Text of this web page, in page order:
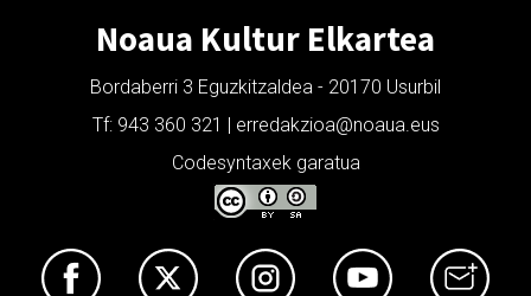
Noaua Kultur Elkartea
Bordaberri 3 Eguzkitzaldea - 20170 Usurbil
Tf: 943 360 321 | erredakzioa@noaua.eus
Codesyntaxek garatua